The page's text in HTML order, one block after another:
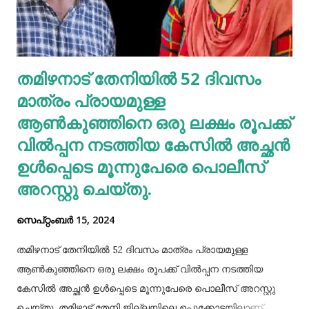
ഇതനുസരിച്ച് എണ്ണ തേയ്ക്കുകയും വേണം. എന്നാല്‍
മുടിയിലെ അഴുക്കു നീക്കി വൃത്തിയാക്കി വയ്‌ക്കേണ്ടതും
അത്യാവശ്യം. അല്ലെങ്കില്‍ ഇത് മുടിവളര്‍ച്ചയെ
തടസപ്പെടുത്തും. നല്ല ഭക്ഷണം, വെള്ളം കുടിയ്ക്കുക, നല്ല
ഉറക്കം എന്നിവ മു...
തമിഴനാട് തേനിയില്‍ 52 ദിവസം
മാത്രം പ്രായമുള്ള
ആണ്‍കുഞ്ഞിനെ ഒരു ലക്ഷം രൂപക്ക്
വില്‍പ്പന നടത്തിയ കേസില്‍ അച്ഛൻ
ഉള്‍പ്പെടെ മൂന്നുപേരെ പൊലീസ്
അറസ്റ്റു ചെയ്തു.
സെപ്റ്റംബർ 15, 2024
തമിഴനാട് തേനിയില്‍ 52 ദിവസം മാത്രം പ്രായമുള്ള
ആണ്‍കുഞ്ഞിനെ ഒരു ലക്ഷം രൂപക്ക് വില്‍പ്പന നടത്തിയ
കേസില്‍ അച്ഛൻ ഉള്‍പ്പെടെ മൂന്നുപേരെ പൊലീസ് അറസ്റ്റു